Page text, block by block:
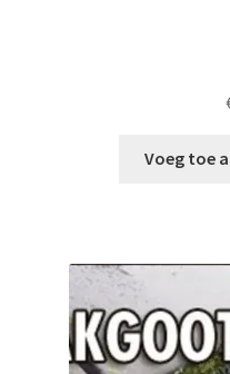
Voeg toe